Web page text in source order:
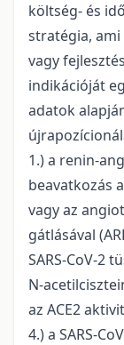
költség- és
stratégia,
vagy
indikációját
adatok
1.) a renin-
beavatkozás
vagy az
gátlásával
SARS-CoV-2
N-
az ACE2
4.) a SARS-